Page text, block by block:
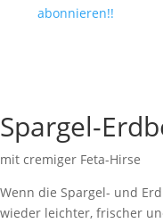
abonnieren!!
Spargel-
mit cremiger Feta-Hirse
Wenn die Spargel- und
wieder leichter, frischer